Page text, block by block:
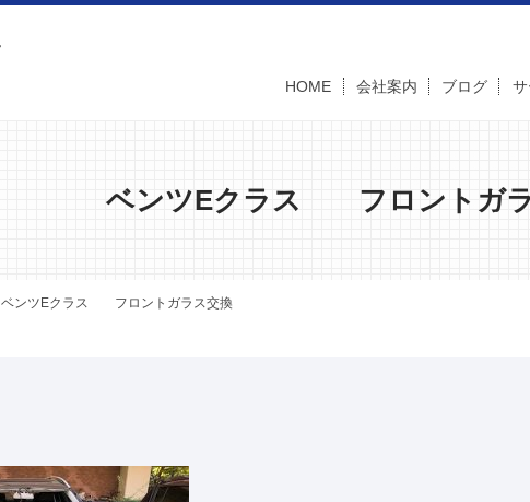
HOME 会社案内 ブログ
ベンツEクラス フロントガ
ベンツEクラス フロントガラス交換